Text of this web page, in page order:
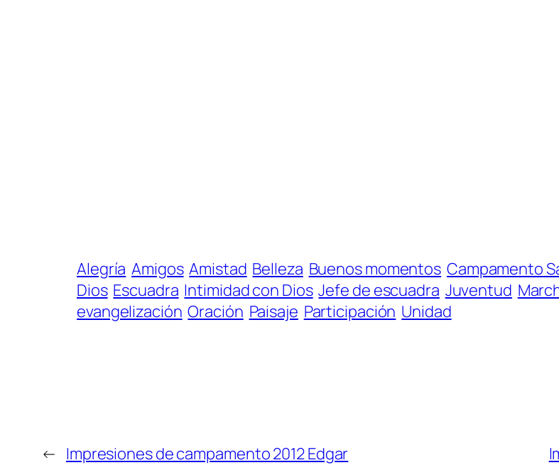
Alegría Amigos Amistad Belleza Buenos momentos Campamento
Dios Escuadra Intimidad con Dios Jefe de escuadra Juventud
evangelización Oración Paisaje Participación Unidad
← Impresiones de campamento 2012 Edgar